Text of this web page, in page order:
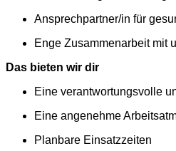
Ansprechpartner/in für
Enge Zusammenarbeit mit
Das bieten wir dir
Eine verantwortungsvolle
Eine angenehme
Planbare Einsatzzeiten